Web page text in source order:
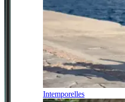
Intemporelles